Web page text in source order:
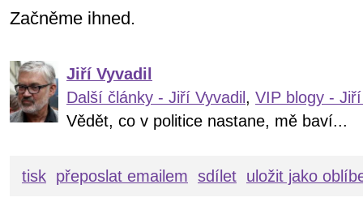
Začněme ihned.
Jiří Vyvadil
Další články - Jiří Vyvadil, VIP blogy -
Vědět, co v politice nastane, mě baví...
tisk přeposlat emailem sdílet uložit jako